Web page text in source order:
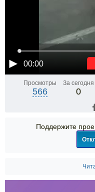
00:00
Просмотры
566
За сегодня
0
Поддержите